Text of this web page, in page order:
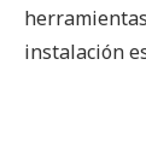
instalación